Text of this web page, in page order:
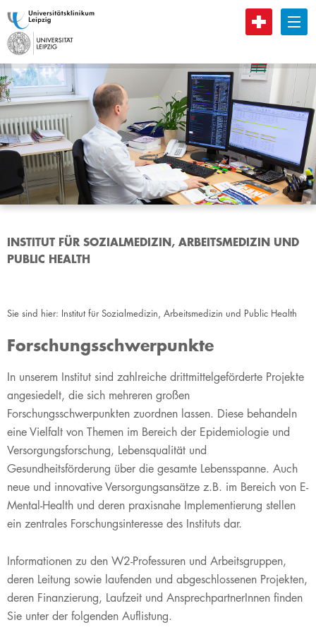
B
INSTITUT FÜR SOZIALMEDIZIN, ARBEITSMEDIZIN UND
PUBLIC HEALTH
Sie sind hier: Institut für Sozialmedizin, Arbeitsmedizin und Public Health
Forschungsschwerpunkte
​​​​​​​​​​In unserem Institut sind zahlreiche drittmittelgeförderte Projekte
angesiedelt, die sich mehreren großen
Forschungsschwerpunkten zuordnen lassen. Diese behandeln
eine Vielfalt von Themen im Bereich der Epidemiologie und
Versorgungsforschung, Lebensqualität und
Gesundheitsförderung über die gesamte Lebensspanne. Auch
neue und innovative Versorgungsansätze z.B. im Bereich von E-
Mental-Health und deren praxisnahe Implementierung stellen
ein zentrales Forschungsinteresse des Instituts dar.
Informationen zu den W2-Professuren und Arbeitsgruppen,
deren Leitung sowie laufenden und abgeschlossenen Projekten,
deren Finanzierung, Laufzeit und AnsprechpartnerInnen finden
Sie unter der folgenden Auflistung.